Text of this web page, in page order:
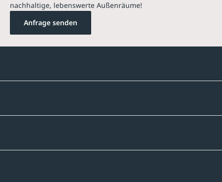
nachhaltige, lebenswerte Außenräume!
Anfrage senden